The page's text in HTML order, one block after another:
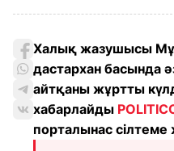
Халық жазушысы
дастархан басында
айтқаны жұртты
хабарлайды
порталынас сілтеме